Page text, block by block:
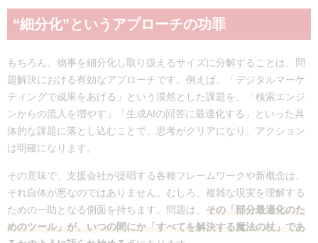
“細分化”というアプローチの功罪
もちろん、物事を細分化し取り扱えるサイズに分解することは、問
題解決における有効なアプローチです。例えば、「デジタルマーケ
ティングで成果をあげる」という漠然とした課題を、「検索エンジ
ンからの流入を増やす」「生成AIの回答に最適化する」といった具
体的な課題に落とし込むことで、思考がクリアになり、アクション
は明確になります。
その意味で、支援会社が提唱する各種フレームワークや新概念は、
それ自体が悪なのではありません。むしろ、複雑な現実を理解する
ための一助となる側面を持ちます。問題は、 その「部分最適化のた
めのツール」が、いつの間にか「すべてを解決する魔法の杖」であ